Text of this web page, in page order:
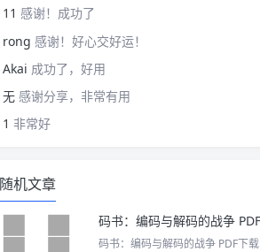
11 感谢！成功了
rong 感谢！好心交好运！
Akai 成功了，好用
无 感谢分享，非常有用
1 非常好
随机文章
码书：编码与解码的战争 PDF下载